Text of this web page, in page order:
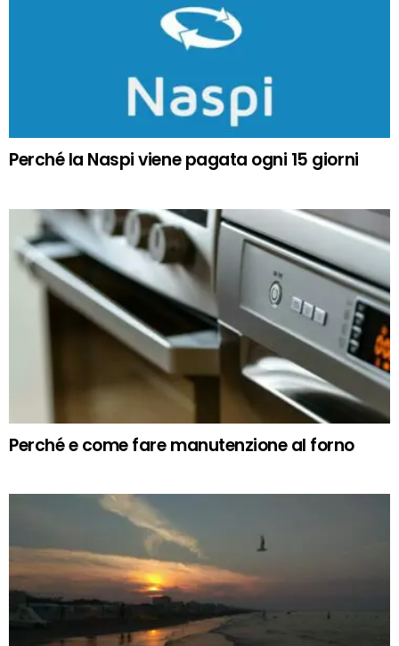
Perché la Naspi viene pagata ogni 15 giorni
Perché e come fare manutenzione al forno